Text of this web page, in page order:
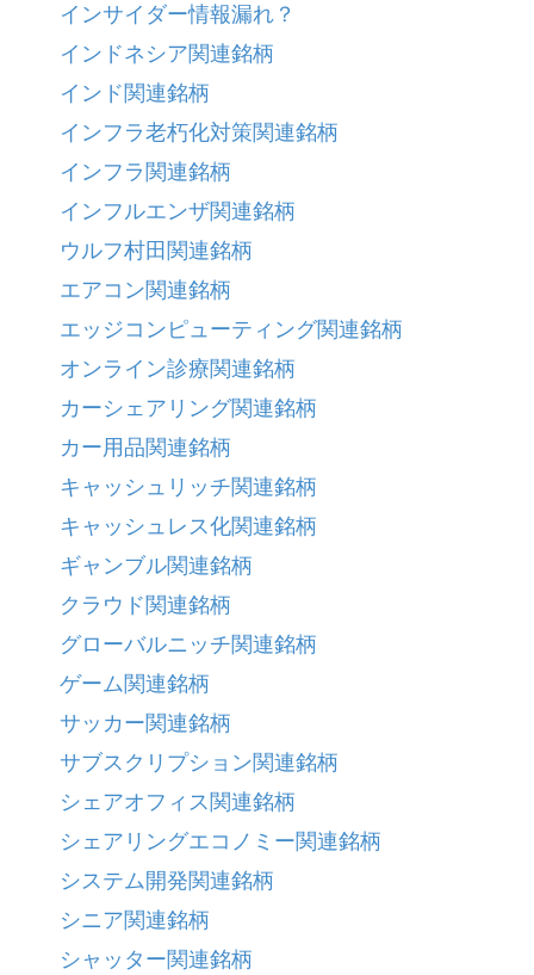
インサイダー情報漏れ？
インドネシア関連銘柄
インド関連銘柄
インフラ老朽化対策関連銘柄
インフラ関連銘柄
インフルエンザ関連銘柄
ウルフ村田関連銘柄
エアコン関連銘柄
エッジコンピューティング関連銘柄
オンライン診療関連銘柄
カーシェアリング関連銘柄
カー用品関連銘柄
キャッシュリッチ関連銘柄
キャッシュレス化関連銘柄
ギャンブル関連銘柄
クラウド関連銘柄
グローバルニッチ関連銘柄
ゲーム関連銘柄
サッカー関連銘柄
サブスクリプション関連銘柄
シェアオフィス関連銘柄
シェアリングエコノミー関連銘柄
システム開発関連銘柄
シニア関連銘柄
シャッター関連銘柄